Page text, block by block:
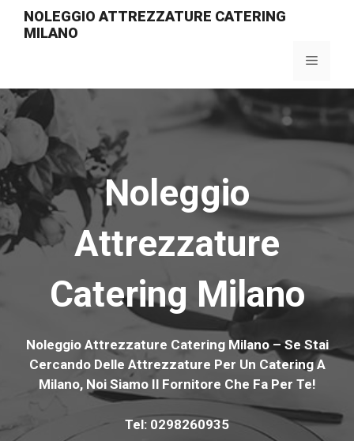
NOLEGGIO ATTREZZATURE CATERING
MILANO
Menu
Noleggio
Attrezzature
Catering Milano
Noleggio Attrezzature Catering Milano – Se Stai
Cercando Delle Attrezzature Per Un Catering A
Milano, Noi Siamo Il Fornitore Che Fa Per Te!
Tel: 0298260935